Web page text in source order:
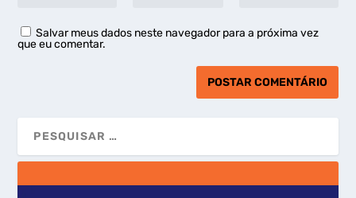
Salvar meus dados neste navegador para a próxima vez
que eu comentar.